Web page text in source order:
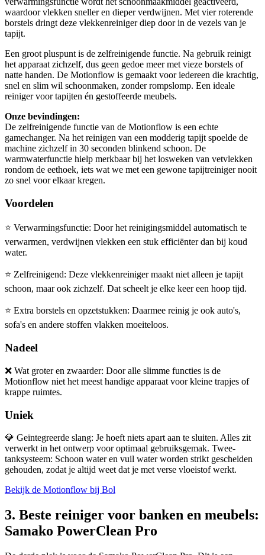
waardoor vlekken sneller en dieper verdwijnen. Met vier roterende
borstels dringt deze vlekkenreiniger diep door in de vezels van je
tapijt.
Een groot pluspunt is de zelfreinigende functie. Na gebruik reinigt
het apparaat zichzelf, dus geen gedoe meer met vieze borstels of
natte handen. De Motionflow is gemaakt voor iedereen die krachtig,
snel en slim wil schoonmaken, zonder rompslomp. Een ideale
reiniger voor tapijten én gestoffeerde meubels.
Onze bevindingen:
De zelfreinigende functie van de Motionflow is een echte
gamechanger. Na het reinigen van een modderig tapijt spoelde de
machine zichzelf in 30 seconden blinkend schoon. De
warmwaterfunctie hielp merkbaar bij het losweken van vetvlekken
rondom de eethoek, iets wat we met een gewone tapijtreiniger nooit
zo snel voor elkaar kregen.
Voordelen
⭐ Verwarmingsfunctie: Door het reinigingsmiddel automatisch te
verwarmen, verdwijnen vlekken een stuk efficiënter dan bij koud
water.
⭐ Zelfreinigend: Deze vlekkenreiniger maakt niet alleen je tapijt
schoon, maar ook zichzelf. Dat scheelt je elke keer een hoop tijd.
⭐ Extra borstels en opzetstukken: Daarmee reinig je ook auto's,
sofa's en andere stoffen vlakken moeiteloos.
Nadeel
❌ Wat groter en zwaarder: Door alle slimme functies is de
Motionflow niet het meest handige apparaat voor kleine trapjes of
krappe ruimtes.
Uniek
💎 Geïntegreerde slang: Je hoeft niets apart aan te sluiten. Alles zit
verwerkt in het ontwerp voor optimaal gebruiksgemak. Twee-
tanksysteem: Schoon water en vuil water worden strikt gescheiden
gehouden, zodat je altijd weet dat je met verse vloeistof werkt.
Bekijk de Motionflow bij Bol
3. Beste reiniger voor banken en meubels:
Samako PowerClean Pro